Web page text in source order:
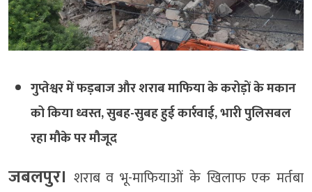
गुप्तेश्वर में फड़बाज और शराब माफिया के करोड़ों के मकान
को किया ध्वस्त, सुबह-सुबह हुई कार्रवाई, भारी पुलिसबल
रहा मौके पर मौजूद
जबलपुर। शराब व भू-माफियाओं के खिलाफ एक मर्तबा